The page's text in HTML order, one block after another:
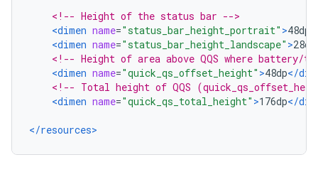
<!-- Height of the status bar -->
<dimen name="status_bar_height_portrait" >48dp
<dimen name="status_bar_height_landscape" >28dp
<!-- Height of area above QQS where
<dimen name="quick_qs_offset_height" >48dp</
<!-- Total height of QQS
<dimen name="quick_qs_total_height" >176dp</
</resources>